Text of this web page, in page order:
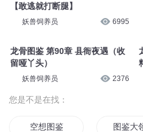
【敢逃就打断腿】
妖兽饲养员 6995
龙骨图鉴 第90章 县衙夜遇（收
留哑丫头）
妖兽饲养员 2376
您是不是在找：
空想图鉴 图鉴大